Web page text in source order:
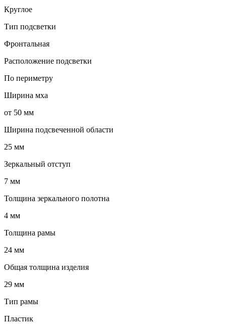
Круглое
Тип подсветки
Фронтальная
Расположение подсветки
По периметру
Ширина мха
от 50 мм
Ширина подсвеченной области
25 мм
Зеркальный отступ
7 мм
Толщина зеркального полотна
4 мм
Толщина рамы
24 мм
Общая толщина изделия
29 мм
Тип рамы
Пластик